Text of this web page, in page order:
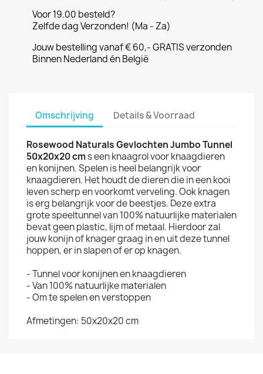
Voor 19.00 besteld?
Zelfde dag Verzonden! (Ma - Za)
Jouw bestelling vanaf € 60,- GRATIS verzonden
Binnen Nederland én België
Omschrijving Details & Voorraad
Rosewood Naturals Gevlochten Jumbo Tunnel
50x20x20 cms een knaagrol voor knaagdieren
en konijnen. Spelen is heel belangrijk voor
knaagdieren. Het houdt de dieren die in een kooi
leven scherp en voorkomt verveling. Ook knagen
is erg belangrijk voor de beestjes. Deze extra
grote speeltunnel van 100% natuurlijke materialen
bevat geen plastic, lijm of metaal. Hierdoor zal
jouw konijn of knager graag in en uit deze tunnel
hoppen, er in slapen of er op knagen.
- Tunnel voor konijnen en knaagdieren
- Van 100% natuurlijke materialen
- Om te spelen en verstoppen
Afmetingen: 50x20x20 cm